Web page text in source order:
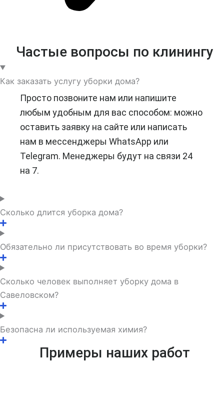
Частые вопросы по клинингу
Как заказать услугу уборки дома?
Просто позвоните нам или напишите
любым удобным для вас способом: можно
оставить заявку на сайте или написать
нам в мессенджеры WhatsApp или
Telegram. Менеджеры будут на связи 24
на 7.
Сколько длится уборка дома?
Обязательно ли присутствовать во время уборки?
Сколько человек выполняет уборку дома в
Савеловском?
Безопасна ли используемая химия?
Примеры наших работ